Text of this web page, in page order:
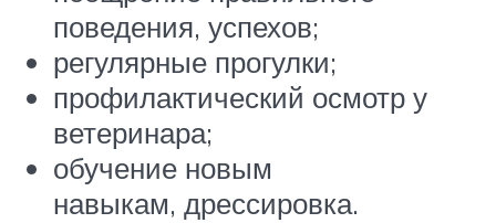
поведения, успехов;
регулярные прогулки;
профилактический осмотр у
ветеринара;
обучение новым
навыкам, дрессировка.